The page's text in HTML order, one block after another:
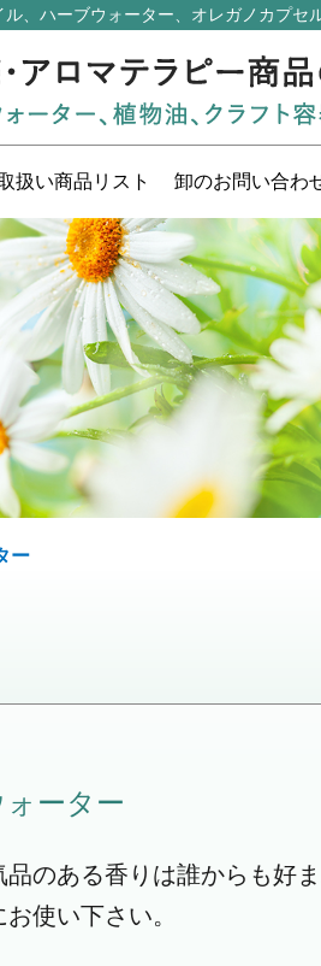
ル、ハーブウォーター、オレガノカプセ
扱い商品リスト 卸のお問い合わ
ー
ォーター
品のある香りは誰からも好
使い下さい。